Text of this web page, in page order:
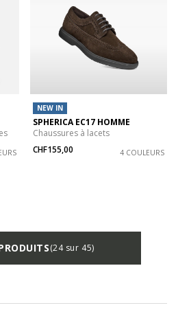
NEW IN
SPHERICA EC17 HOMME
Chaussures à lacets
CHF155,00
4 COULEURS
(24 sur 45)